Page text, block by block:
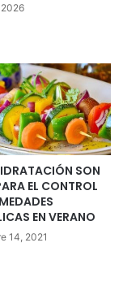
SON
EL CONTROL
EN VERANO
14, 2021